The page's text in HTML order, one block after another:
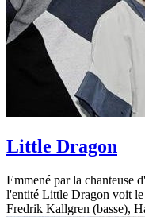
Little Dragon
Emmené par la chanteuse
l'entité Little Dragon voit
Fredrik Kallgren (basse),